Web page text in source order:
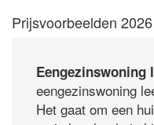
Prijsvoorbeelden 2026
Eengezinswoning
eengezinswoning
Het gaat om een